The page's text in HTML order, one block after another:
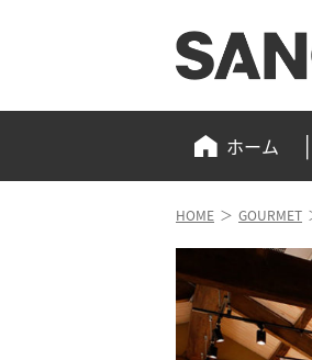
ホーム
HOME ＞ GOURMET